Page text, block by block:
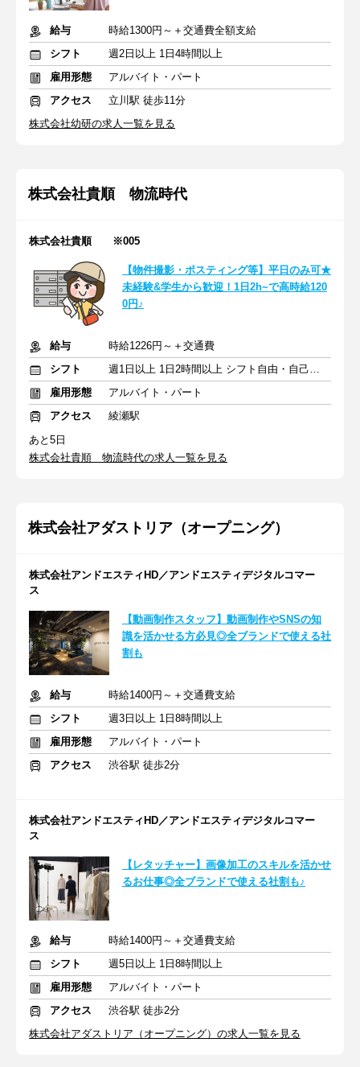
給与
時給1300円～＋交通費全額支給
シフト
週2日以上 1日4時間以上
雇用形態
アルバイト・パート
アクセス
立川駅 徒歩11分
株式会社幼研の求人一覧を見る
株式会社貴順 物流時代
株式会社貴順 ※005
【物件撮影・ポスティング等】平日のみ可★
未経験&学生から歓迎！1日2h~で高時給120
0円♪
給与
時給1226円～＋交通費
シフト
週1日以上 1日2時間以上 シフト自由・自己申告
雇用形態
アルバイト・パート
アクセス
綾瀬駅
あと5日
株式会社貴順 物流時代の求人一覧を見る
株式会社アダストリア（オープニング）
株式会社アンドエスティHD／アンドエスティデジタルコマー
ス
【動画制作スタッフ】動画制作やSNSの知
識を活かせる方必見◎全ブランドで使える社
割も
給与
時給1400円～＋交通費支給
シフト
週3日以上 1日8時間以上
雇用形態
アルバイト・パート
アクセス
渋谷駅 徒歩2分
株式会社アンドエスティHD／アンドエスティデジタルコマー
ス
【レタッチャー】画像加工のスキルを活かせ
るお仕事◎全ブランドで使える社割も♪
給与
時給1400円～＋交通費支給
シフト
週5日以上 1日8時間以上
雇用形態
アルバイト・パート
アクセス
渋谷駅 徒歩2分
株式会社アダストリア（オープニング）の求人一覧を見る